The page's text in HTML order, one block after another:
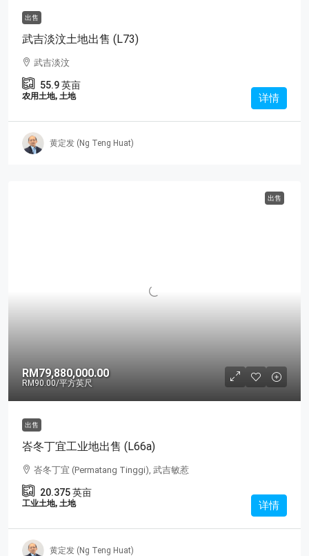
出售
武吉淡汶土地出售 (L73)
武吉淡汶
55.9英亩
农用土地, 土地 详情
黄定发 (Ng Teng Huat)
出售
RM79,880,000.00
RM90.00/平方英尺
出售
峇冬丁宜工业地出售 (L66a)
峇冬丁宜 (Permatang Tinggi), 武吉敏惹
20.375英亩
工业土地, 土地 详情
黄定发 (Ng Teng Huat)